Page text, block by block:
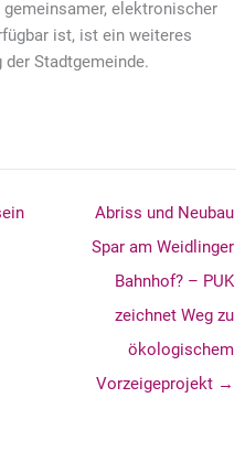
gemeinsamer, elektronischer
ist, ist ein weiteres
Stadtgemeinde.
Abriss und Neubau
Spar am Weidlinger
Bahnhof? – PUK
zeichnet Weg zu
ökologischem
Vorzeigeprojekt →